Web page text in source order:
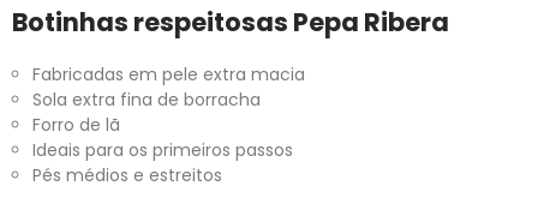
Botinhas respeitosas Pepa Ribera
Fabricadas em pele extra macia
Sola extra fina de borracha
Forro de lã
Ideais para os primeiros passos
Pés médios e estreitos